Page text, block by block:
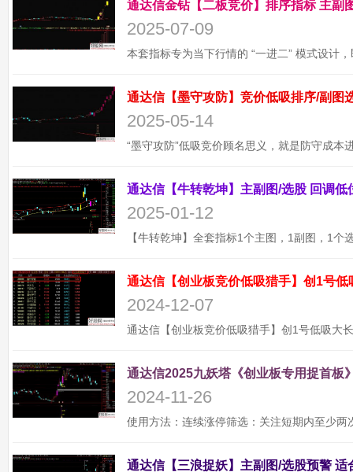
2025-07-09
2025-05-14
2025-01-12
通达信【创业板竞价低吸猎手】创1号
2024-12-07
通达信2025九妖塔《创业板专用捉首板
2024-11-26